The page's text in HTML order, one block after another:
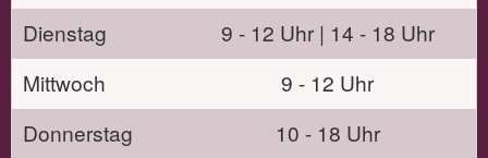
Dienstag
9 - 12 Uhr | 14 - 18 Uhr
Mittwoch
9 - 12 Uhr
Donnerstag
10 - 18 Uhr